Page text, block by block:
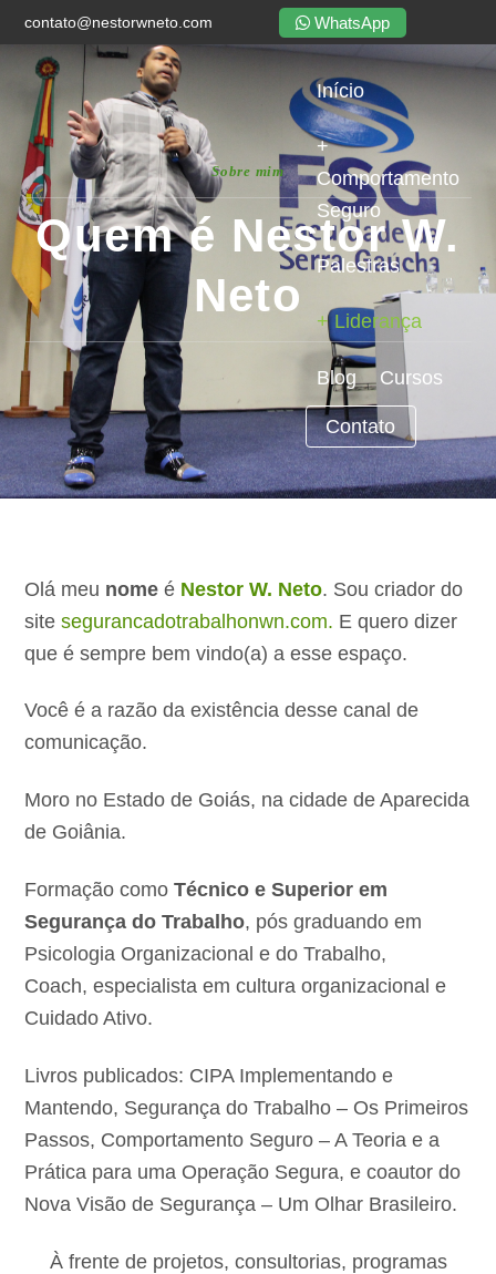
contato@nestorwneto.com WhatsApp
Início
+
Comportamento
Seguro
Palestras
+ Liderança
Blog Cursos
Contato
Sobre mim
Quem é Nestor W.
Neto
Olá meu nome é Nestor W. Neto. Sou criador do
sitesegurancadotrabalhonwn.com. E quero dizer
que é sempre bem vindo(a) a esse espaço.
Você é a razão da existência desse canal de
comunicação.
Moro no Estado de Goiás, na cidade de Aparecida
de Goiânia.
Formação comoTécnico e Superior em
Segurança do Trabalho, pós graduando em
Psicologia Organizacional e do Trabalho,
Coach, especialista em cultura organizacional e
Cuidado Ativo.
Livros publicados: CIPA Implementando e
Mantendo, Segurança do Trabalho – Os Primeiros
Passos, Comportamento Seguro – A Teoria e a
Prática para uma Operação Segura, e coautor do
Nova Visão de Segurança – Um Olhar Brasileiro.
À frente de projetos, consultorias, programas